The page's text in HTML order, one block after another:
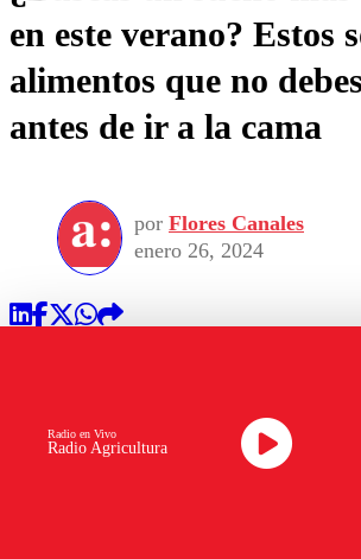
en este verano? Estos
alimentos que no
antes de ir a la cama
por Flores Canales
enero 26, 2024
Radio Agricultura
Radio en Vivo